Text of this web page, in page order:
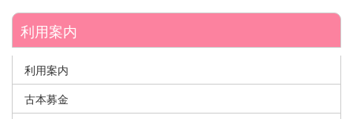
利用案内
利用案内
古本募金